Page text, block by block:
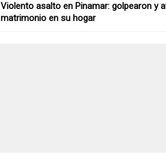
Violento asalto en Pinamar: golpearon y
matrimonio en su hogar